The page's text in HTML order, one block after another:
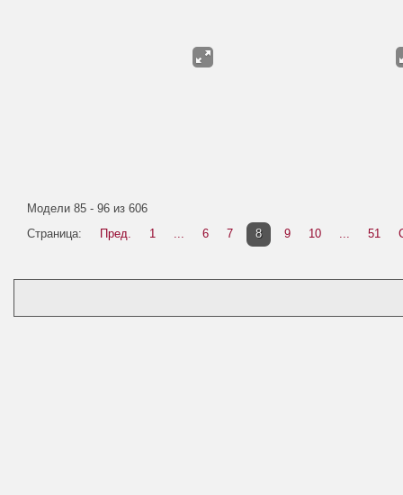
Модели 85 - 96 из 606
Страница:
Пред. 1 ... 6 7 8 9 10 ... 51